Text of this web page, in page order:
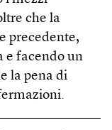
che la
precedente,
e facendo un
la pena di